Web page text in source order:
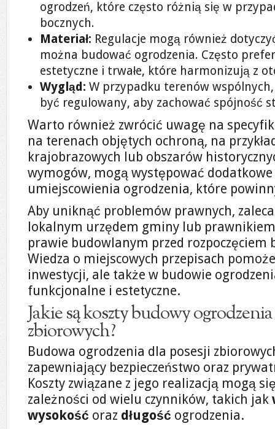
ogrodzeń, które często różnią się w
bocznych.
Materiał: Regulacje mogą również
można budować ogrodzenia. Często
estetyczne i trwałe, które harmonizują z
Wygląd: W przypadku terenów
być regulowany, aby zachować spójność
Warto również zwrócić uwagę na
na terenach objętych ochroną, na
krajobrazowych lub obszarów
wymogów, mogą występować
umiejscowienia ogrodzenia, które
Aby uniknąć problemów prawnych,
lokalnym urzędem gminy lub
prawie budowlanym przed rozpoczęciem
Wiedza o miejscowych przepisach
inwestycji, ale także w budowie
funkcjonalne i estetyczne.
Jakie są koszty budowy
zbiorowych?
Budowa ogrodzenia dla posesji
zapewniający bezpieczeństwo oraz
Koszty związane z jego realizacją mogą
zależności od wielu czynników, takich jak
wysokość oraz długość ogrodzenia.